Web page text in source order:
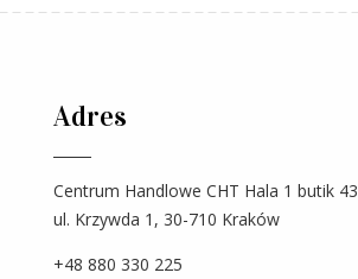
Adres
Centrum Handlowe CHT Hala 1 butik 43
ul. Krzywda 1, 30-710 Kraków
+48 880 330 225